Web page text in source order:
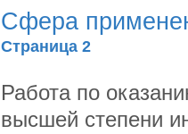
Сфера
Страница 2
Работа по
высшей степени